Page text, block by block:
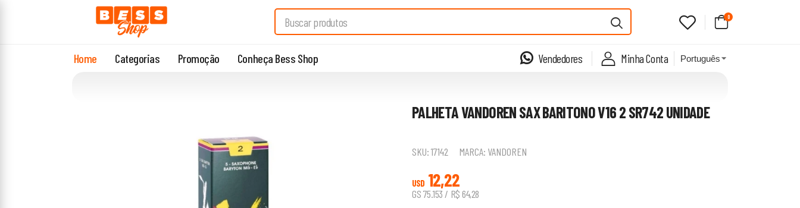
0
Home Categorias Promoção Conheça Bess Shop Vendedores Minha Conta
PALHETA VANDOREN SAX BARITONO V16 2 SR742 UNIDADE
SKU:17142 MARCA: VANDOREN
USD 12,22
GS 75.153 / R$ 64,28